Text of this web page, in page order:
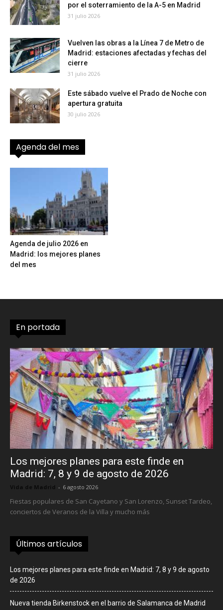
por el soterramiento de la A-5 en Madrid
31 julio 2026
Vuelven las obras a la Línea 7 de Metro de
Madrid: estaciones afectadas y fechas del
cierre
31 julio 2026
Este sábado vuelve el Prado de Noche con
apertura gratuita
30 julio 2026
Agenda del mes
Agenda de julio 2026 en
Madrid: los mejores planes
del mes
En portada
Los mejores planes para este finde en
Madrid: 7, 8 y 9 de agosto de 2026
Vida de Madrid - 6 agosto 2026
Fiestas populares de San Cayetano y San Lorenzo, Sunset Tardeo,
conciertos de Veranos de la Villa y mucho más
Últimos artículos
Los mejores planes para este finde en Madrid: 7, 8 y 9 de agosto
de 2026
Nueva tienda Birkenstock en el barrio de Salamanca de Madrid